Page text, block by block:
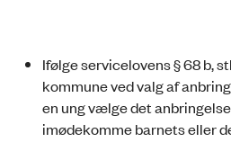
Ifølge servicelovens § 68 b,
kommune ved valg af
en ung vælge det
imødekomme barnets eller